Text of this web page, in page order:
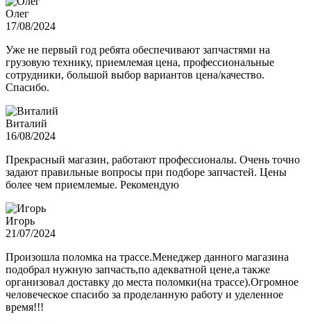
Олег
17/08/2024
Уже не первый год ребята обеспечивают запчастями на
грузовую технику, приемлемая цена, профессиональные
сотрудники, большой выбор вариантов цена/качество.
Спасибо.
Виталий
16/08/2024
Прекрасный магазин, работают профессионалы. Очень точно
задают правильные вопросы при подборе запчастей. Цены
более чем приемлемые. Рекомендую
Игорь
21/07/2024
Произошла поломка на трассе.Менеджер данного магазина
подобрал нужную запчасть,по адекватной цене,а также
организовал доставку до места поломки(на трассе).Огромное
человеческое спасибо за проделанную работу и уделенное
время!!!